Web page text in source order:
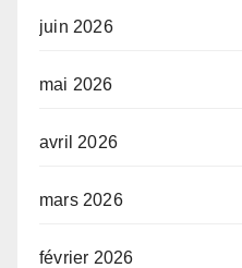
juin 2026
mai 2026
avril 2026
mars 2026
février 2026